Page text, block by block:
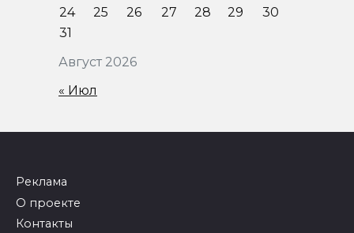
Август 2026
24
25 26 27 28 29
30
31
« Июл
Реклама
О проекте
Контакты